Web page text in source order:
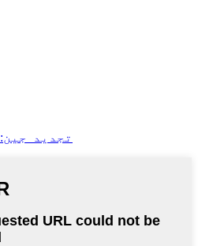
تجدید_جین: 0086-15167875743